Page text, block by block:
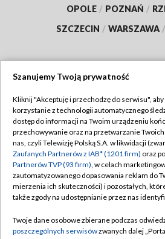
OPOLE / POZNAŃ /
SZCZECIN / WARSZAWA /
TVP
Abonament TVP
Emisja w TVP
Centrum informacji TVP
Naziemna Telewizja Cyfrowa
Rada Programowa
Regulamin
Polityka
Moje zgody
Pomoc
Kontakt
Szanujemy Twoją prywatność
Kliknij "Akceptuję i przechodzę do serwisu",
korzystanie z technologii automatycznego
dostęp do informacji na Twoim urządzeniu
przechowywanie oraz na przetwarzanie
nas, czyli Telewizję Polską S.A. w likwidacji
Zaufanych Partnerów z IAB* (1201 firm) oraz
Partnerów TVP (93 firm), w celach
zautomatyzowanego dopasowania reklam do
mierzenia ich skuteczności) i pozostałych,
także zgody na udostępnianie przez nas
Twoje dane osobowe zbierane podczas
poszczególnych serwisówzwanych dalej